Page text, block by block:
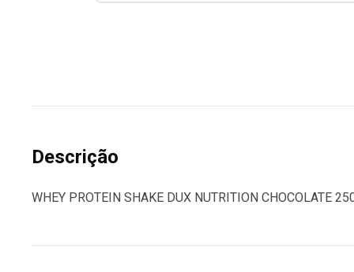
Descrição
WHEY PROTEIN SHAKE DUX NUTRITION CHOCOLATE